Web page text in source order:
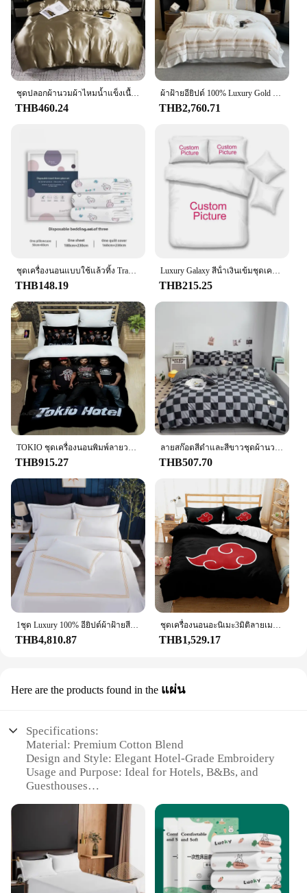
THB460.24 THB2,760.71
THB148.19 THB215.25
TOKIO ชุดเครื่องนอนพิมพ์ลายวงดนตรีของโรงแรมชุดเครื่องนอนที่สวยงามชุดเครื่องนอนผ้านวมคลุมชุดผ้าปูที่นอนของขวัญวันเกิดสุดหรู
THB915.27
ลายสก๊อตสีดําและสีขาวชุดผ้านวมเต็มรูปแบบ,เรขาคณิตตารางชุดเครื่องนอน Soft Lattice Checkerd ผ้าพันคอพร้อมปลอกหมอน 2 ใบ
THB507.70
1ชุด Luxury 100% อียิปต์ผ้าฝ้ายสีเทา5ดาวโรงแรมผ้าปูที่นอนชุดผ้าฝ้ายซาตินเตียงแถบสายผ้านวมแผ่น3/4Pcs
THB4,810.87
ชุดเครื่องนอนอะนิเมะ3มิติลายเมฆสีแดงชุดเครื่องนอนผ้าปูเตียงเด็กจากญี่ปุ่นผ้าห่มขนห่านของขวัญขนาดเดียว
THB1,529.17
Here are the products found in the แผ่น
Specifications:
Material: Premium Cotton Blend
Design and Style: Elegant Hotel-Grade Embroidery
Usage and Purpose: Ideal for Hotels, B&Bs, and
Guesthouses
Shape or Size or Weight or Quantity: Available in a
Variety of Sizes and Quantities
Applicable People: Designed for Comfort and Style
for All Guests